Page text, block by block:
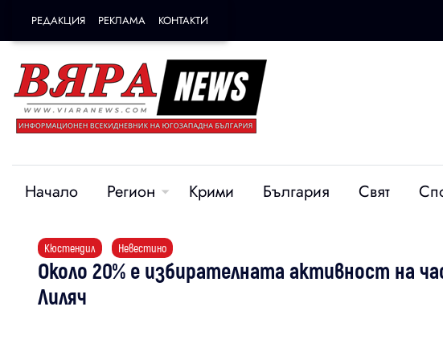
РЕДАКЦИЯ РЕКЛАМА КОНТАКТИ
Начало Регион Крими България Свят
Кюстендил Невестино
Около 20% е избирателната активност на
Лиляч